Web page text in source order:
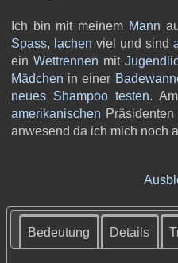
Ich bin mit meinem Mann
Spass, lachen viel und sind
ein Wettrennen mit
Mädchen in einer
neues Shampoo testen. Am
amerikanischen
anwesend da ich mich noch
Bedeutung Details